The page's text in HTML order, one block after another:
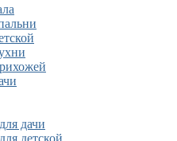
дачи
детской